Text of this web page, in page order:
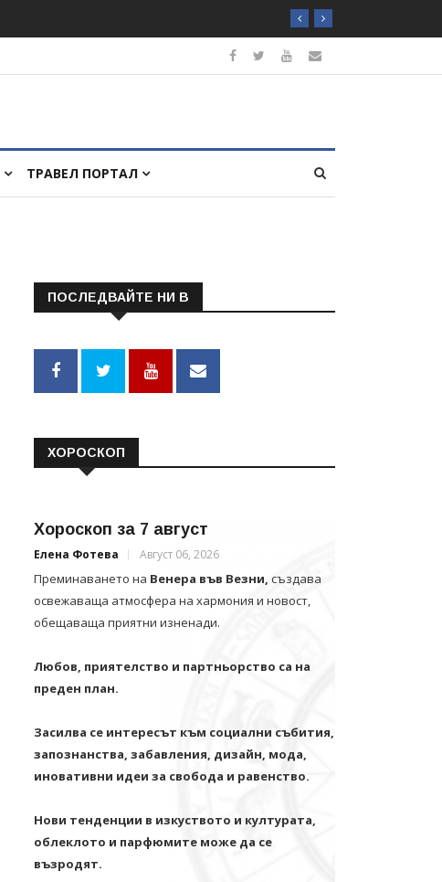
ТРАВЕЛ ПОРТАЛ
ПОСЛЕДВАЙТЕ НИ В
ХОРОСКОП
Хороскоп за 7 август
Елена Фотева Август 06, 2026
Преминаването на Венера във Везни, създава
освежаваща атмосфера на хармония и новост,
обещаваща приятни изненади.
Любов, приятелство и партньорство са на
преден план.
Засилва се интересът към социални събития,
запознанства, забавления, дизайн, мода,
иновативни идеи за свобода и равенство.
Нови тенденции в изкуството и културата,
облеклото и парфюмите може да се
възродят.